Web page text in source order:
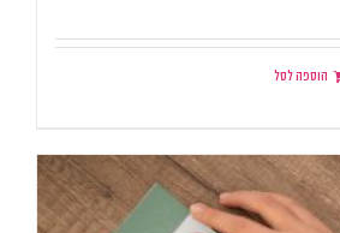
הוספה לסל